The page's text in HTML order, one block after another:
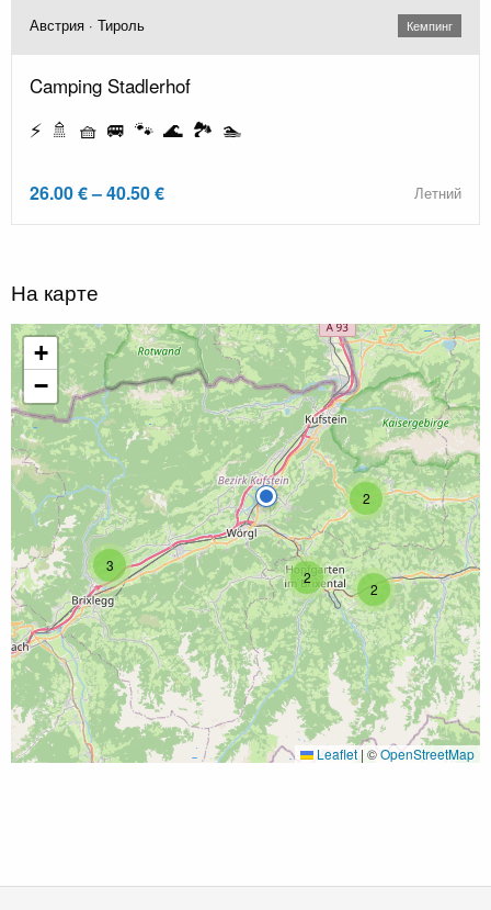
Австрия · Тироль Кемпинг
Camping Stadlerhof
⚡ 🚿 🧺 🚐 🐾 🌊 🏞️ 🏊
26.00 € – 40.50 € Летний
На карте
3
2
2
2
+
−
Leaflet | ©OpenStreetMap